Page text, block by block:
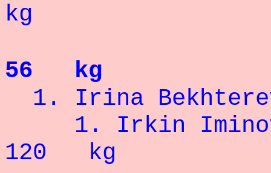
kg
56 kg
1. Irina
1. Irkin
120 kg